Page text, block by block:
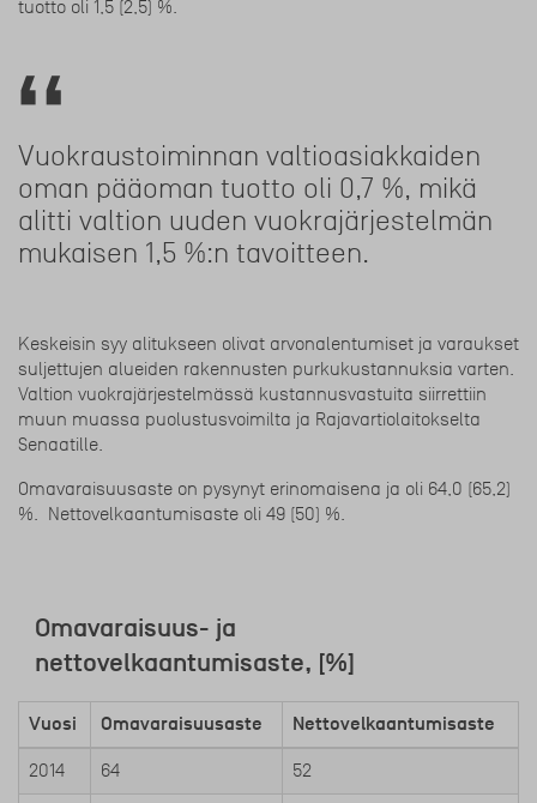
tuotto oli 1,5 (2,5) %.
Vuokraustoiminnan valtioasiakkaiden
oman pääoman tuotto oli 0,7 %, mikä
alitti valtion uuden vuokrajärjestelmän
mukaisen 1,5 %:n tavoitteen.
Keskeisin syy alitukseen olivat arvonalentumiset ja varaukset
suljettujen alueiden rakennusten purkukustannuksia varten.
Valtion vuokrajärjestelmässä kustannusvastuita siirrettiin
muun muassa puolustusvoimilta ja Rajavartiolaitokselta
Senaatille.
Omavaraisuusaste on pysynyt erinomaisena ja oli 64,0 (65,2)
%. Nettovelkaantumisaste oli 49 (50) %.
Omavaraisuus- ja
nettovelkaantumisaste, [%]
Vuosi Omavaraisuusaste Nettovelkaantumisaste
2014 64 52